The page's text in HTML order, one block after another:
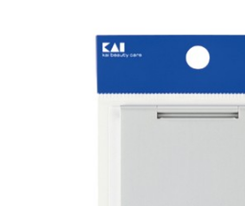
ビューティーケア用品
ビューティーケア用品